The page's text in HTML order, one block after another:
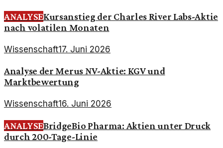
ANALYSEKursanstieg der Charles River Labs-Aktie
nach volatilen Monaten
Wissenschaft17. Juni 2026
Analyse der Merus NV-Aktie: KGV und
Marktbewertung
Wissenschaft16. Juni 2026
ANALYSEBridgeBio Pharma: Aktien unter Druck
durch 200-Tage-Linie